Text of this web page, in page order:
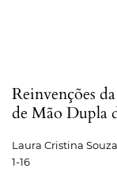
Reinvenções
de Mão Dupla
Laura Cristina
1-16